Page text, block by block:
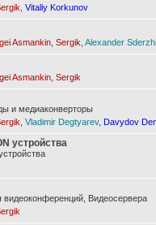
Vitaliy Korkunov
Asmankin Sergik Alexander
Asmankin Sergik
и медиаконверторы
Vladimir Degtyarev, Davydov
устройства
Видеосервера